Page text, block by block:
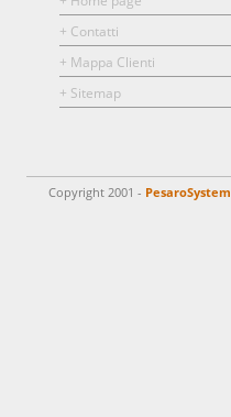
+ Contatti
+ Mappa Clienti
+ Sitemap
Copyright 2001 - PesaroSystem